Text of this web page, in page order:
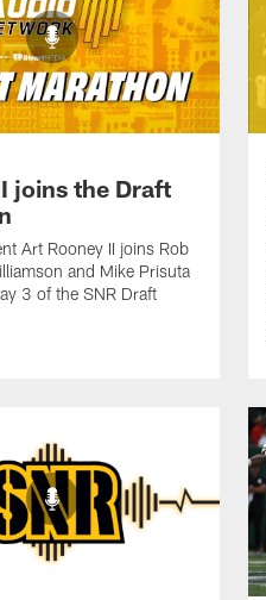
joins the Draft
Art Rooney II joins Rob
and Mike Prisuta
3 of the SNR Draft